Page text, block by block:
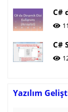
C#
C#
Yazılım